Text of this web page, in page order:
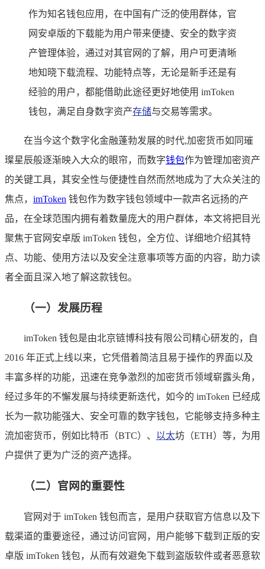
作为知名钱包应用，在中国有广泛的使用群体，官
网安卓版的下载能为用户带来便捷、安全的数字资
产管理体验，通过对其官网的了解，用户可更清晰
地知晓下载流程、功能特点等，无论是新手还是有
经验的用户，都能借助此途径更好地使用 imToken
钱包，满足自身数字资产存储与交易等需求。
在当今这个数字化金融蓬勃发展的时代,加密货币如同璀
璨星辰般逐渐映入大众的眼帘，而数字钱包作为管理加密资产
的关键工具，其安全性与便捷性自然而然地成为了大众关注的
焦点， imToken 钱包作为数字钱包领域中一款声名远扬的产
品，在全球范围内拥有着数量庞大的用户群体，本文将把目光
聚焦于官网安卓版 imToken 钱包，全方位、详细地介绍其特
点、功能、使用方法以及安全注意事项等方面的内容，助力读
者全面且深入地了解这款钱包。
（一）发展历程
imToken 钱包是由北京链博科技有限公司精心研发的，自
2016 年正式上线以来，它凭借着简洁且易于操作的界面以及
丰富多样的功能，迅速在竞争激烈的加密货币领域崭露头角，
经过多年的不懈发展与持续更新迭代，如今的 imToken 已经成
长为一款功能强大、安全可靠的数字钱包，它能够支持多种主
流加密货币，例如比特币（BTC）、 以太坊（ETH）等，为用
户提供了更为广泛的资产选择。
（二）官网的重要性
官网对于 imToken 钱包而言，是用户获取官方信息以及下
载渠道的重要途径，通过访问官网，用户能够下载到正版的安
卓版 imToken 钱包，从而有效避免下载到盗版软件或者恶意软